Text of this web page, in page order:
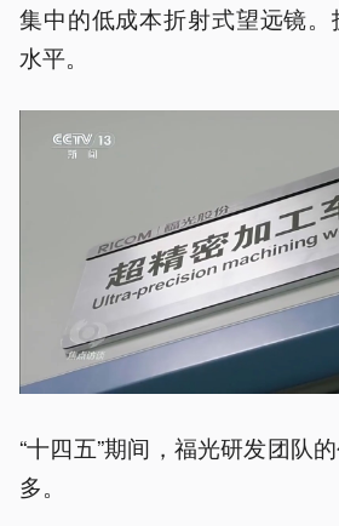
集中的低成本折射式望远镜
水平。
“十四五”期间，福光研发团队
多。